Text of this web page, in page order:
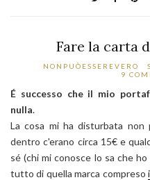
Fare la carta
NONPUÒESSEREVERO
9
É successo che il mio
nulla.
La cosa mi ha disturbata
dentro c'erano circa 15€ e
sé (chi mi conosce lo sa che
tutto di quella marca compreso